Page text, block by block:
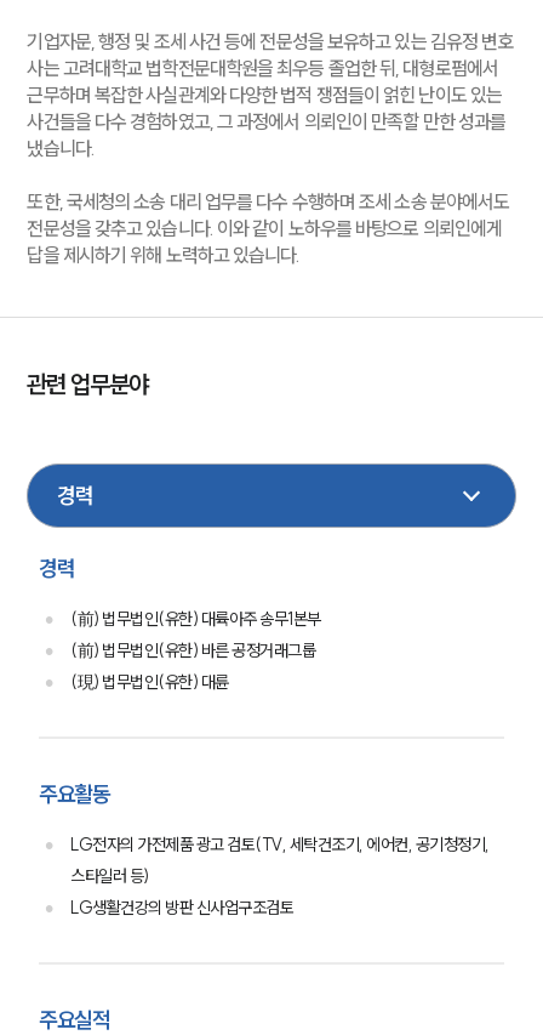
기업자문, 행정 및 조세 사건 등에 전문성을 보유하고 있는 김유정 변호
사는 고려대학교 법학전문대학원을 최우등 졸업한 뒤, 대형로펌에서
근무하며 복잡한 사실관계와 다양한 법적 쟁점들이 얽힌 난이도 있는
사건들을 다수 경험하였고, 그 과정에서 의뢰인이 만족할 만한 성과를
냈습니다.
또한, 국세청의 소송 대리 업무를 다수 수행하며 조세 소송 분야에서도
전문성을 갖추고 있습니다. 이와 같이 노하우를 바탕으로 의뢰인에게
답을 제시하기 위해 노력하고 있습니다.
관련 업무분야
지식재산권
경력
(前) 법무법인(유한) 대륙아주 송무1본부
(前) 법무법인(유한) 바른 공정거래그룹
(現) 법무법인(유한) 대륜
주요활동
LG전자의 가전제품 광고 검토(TV, 세탁건조기, 에어컨, 공기청정기,
스타일러 등)
LG생활건강의 방판 신사업구조검토
주요실적